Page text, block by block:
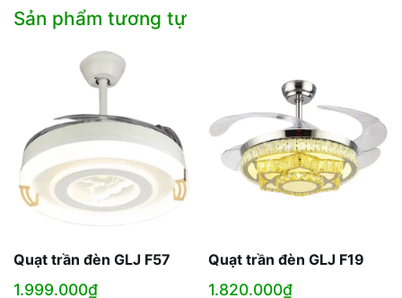
Sản phẩm tương tự
Quạt trần đèn GLJ F57
1.999.000₫
Quạt trần đèn GLJ F19
1.820.000₫